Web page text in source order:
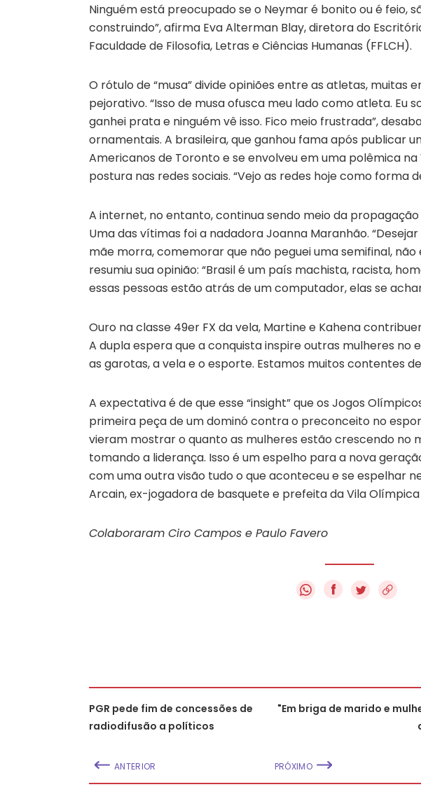
Ninguém está preocupado se o Neymar é bonito ou é feio,
construindo”, afirma Eva Alterman Blay, diretora do
Faculdade de Filosofia, Letras e Ciências Humanas (FFLCH).
O rótulo de “musa” divide opiniões entre as atletas, muitas
pejorativo. “Isso de musa ofusca meu lado como atleta. Eu
ganhei prata e ninguém vê isso. Fico meio frustrada”,
ornamentais. A brasileira, que ganhou fama após publicar
Americanos de Toronto e se envolveu em uma polêmica
postura nas redes sociais. “Vejo as redes hoje como forma
A internet, no entanto, continua sendo meio da
Uma das vítimas foi a nadadora Joanna Maranhão.
mãe morra, comemorar que não peguei uma semifinal, não
resumiu sua opinião: “Brasil é um país machista, racista,
essas pessoas estão atrás de um computador, elas se
Ouro na classe 49er FX da vela, Martine e Kahena
A dupla espera que a conquista inspire outras mulheres no
as garotas, a vela e o esporte. Estamos muitos contentes
A expectativa é de que esse “insight” que os Jogos
primeira peça de um dominó contra o preconceito no
vieram mostrar o quanto as mulheres estão crescendo no
tomando a liderança. Isso é um espelho para a nova
com uma outra visão tudo o que aconteceu e se espelhar
Arcain, ex-jogadora de basquete e prefeita da Vila Olímpica
Colaboraram Ciro Campos e Paulo Favero
f
PGR pede fim de concessões de
radiodifusão a políticos
ANTERIOR
"Em briga de marido e
PRÓXIMO